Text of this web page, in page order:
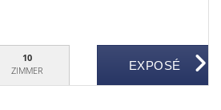
10
ZIMMER